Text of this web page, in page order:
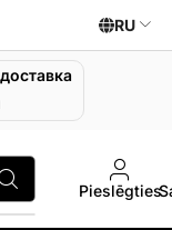
RU
Pieslēgties